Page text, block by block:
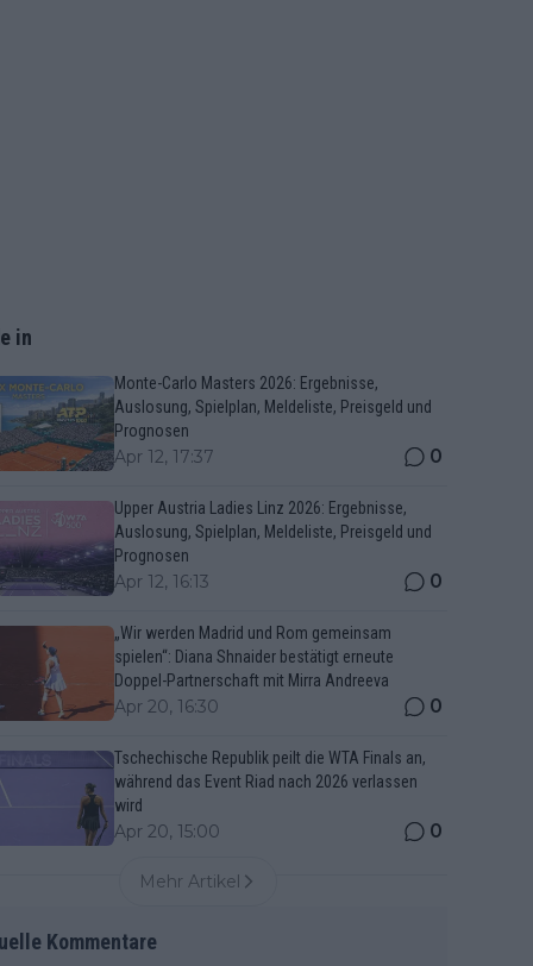
in
Monte-Carlo Masters 2026: Ergebnisse,
Auslosung, Spielplan, Meldeliste, Preisgeld und
Prognosen
Apr 12, 17:37 0
Upper Austria Ladies Linz 2026: Ergebnisse,
Auslosung, Spielplan, Meldeliste, Preisgeld und
Prognosen
Apr 12, 16:13 0
„Wir werden Madrid und Rom gemeinsam
spielen“: Diana Shnaider bestätigt erneute
Doppel-Partnerschaft mit Mirra Andreeva
Apr 20, 16:30 0
Tschechische Republik peilt die WTA Finals an,
während das Event Riad nach 2026 verlassen
wird
Apr 20, 15:00 0
Mehr Artikel
Kommentare